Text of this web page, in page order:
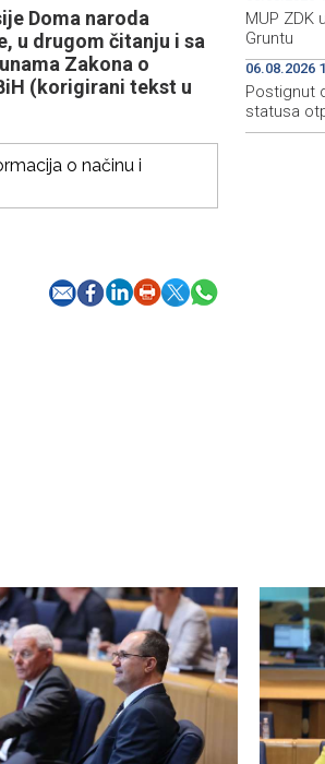
Doma naroda
u drugom čitanju i sa
Zakona o
(korigirani tekst u
o načinu i
MUP
Gruntu
06.08.2026
Postignut
statusa